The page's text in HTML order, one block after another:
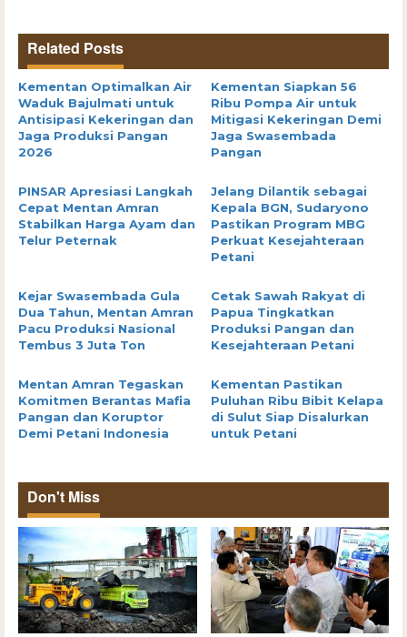
Related Posts
Kementan Optimalkan Air
Waduk Bajulmati untuk
Antisipasi Kekeringan dan
Jaga Produksi Pangan
2026
Kementan Siapkan 56
Ribu Pompa Air untuk
Mitigasi Kekeringan Demi
Jaga Swasembada
Pangan
PINSAR Apresiasi Langkah
Cepat Mentan Amran
Stabilkan Harga Ayam dan
Telur Peternak
Jelang Dilantik sebagai
Kepala BGN, Sudaryono
Pastikan Program MBG
Perkuat Kesejahteraan
Petani
Kejar Swasembada Gula
Dua Tahun, Mentan Amran
Pacu Produksi Nasional
Tembus 3 Juta Ton
Cetak Sawah Rakyat di
Papua Tingkatkan
Produksi Pangan dan
Kesejahteraan Petani
Mentan Amran Tegaskan
Komitmen Berantas Mafia
Pangan dan Koruptor
Demi Petani Indonesia
Kementan Pastikan
Puluhan Ribu Bibit Kelapa
di Sulut Siap Disalurkan
untuk Petani
Don't Miss